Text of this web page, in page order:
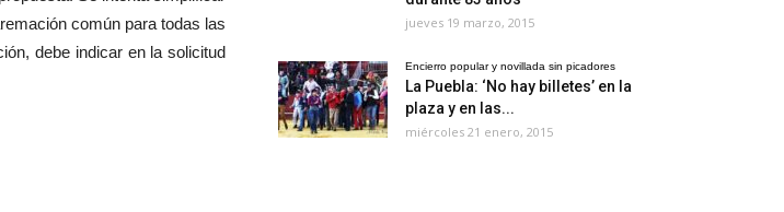
común para todas las
debe indicar en la solicitud
jueves 19 marzo, 2015
Encierro popular y novillada sin picadores
La Puebla: ‘No hay billetes’ en la
plaza y en las...
miércoles 21 enero, 2015